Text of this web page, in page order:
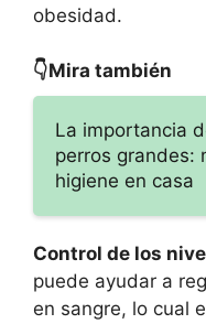
obesidad.
👇Mira también
La importancia
perros grandes:
higiene en casa
Control de los
puede ayudar a
en sangre, lo cual